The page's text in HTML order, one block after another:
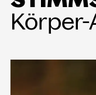
Besuch
Über